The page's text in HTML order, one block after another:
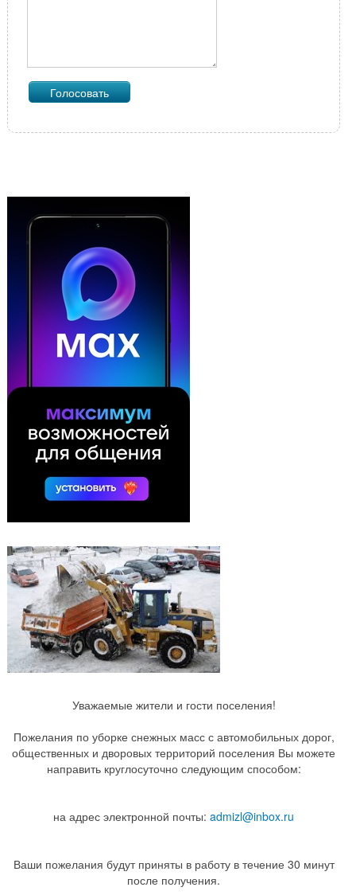
Уважаемые жители и гости поселения!
Пожелания по уборке снежных масс с автомобильных дорог,
общественных и дворовых территорий поселения Вы можете
направить круглосуточно следующим способом:
на адрес электронной почты: admizl@inbox.ru
Ваши пожелания будут приняты в работу в течение 30 минут
после получения.